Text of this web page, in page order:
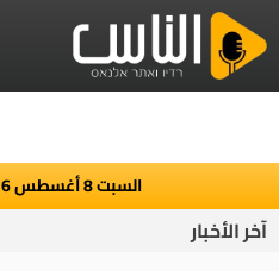
السبت 8 أغسطس 2026
آخر الأخبار